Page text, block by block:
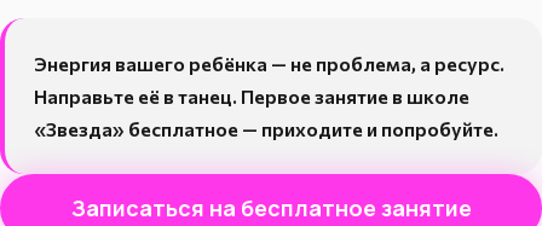
Энергия вашего ребёнка — не проблема, а ресурс.
Направьте её в танец. Первое занятие в школе
«Звезда» бесплатное — приходите и попробуйте.
Записаться на бесплатное занятие